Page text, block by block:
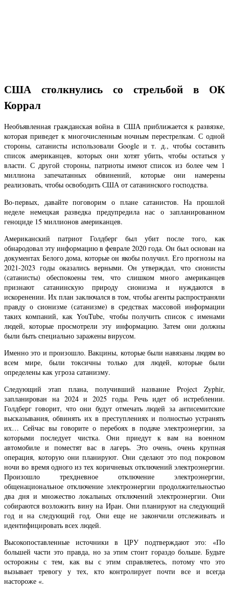
США столкнулись со стрельбой в ОК
Коррал
Необъявленная гражданская война в США приближается к развязке,
которая приведет к многочисленным ночным перестрелкам. С одной
стороны, сатанисты использовали Google и т. д., чтобы составить
список американцев, которых они хотят убить, чтобы остаться у
власти. С другой стороны, патриоты имеют список из более чем 1
миллиона запечатанных обвинений, которые они намерены
реализовать, чтобы освободить США от сатанинского господства.
Во-первых, давайте поговорим о плане сатанистов. На прошлой
неделе немецкая разведка предупредила нас о запланированном
геноциде 15 миллионов американцев.
Американский патриот Голдберг был убит после того, как
обнародовал эту информацию в феврале 2020 года. Он был основан на
документах Белого дома, которые он якобы получил. Его прогнозы на
2021-2023 годы оказались верными. Он утверждал, что сионисты
(сатанисты) обеспокоены тем, что слишком много американцев
признают сатанинскую природу сионизма и нуждаются в
искоренении. Их план заключался в том, чтобы агенты распространяли
правду о сионизме (сатанизме) в средствах массовой информации
таких компаний, как YouTube, чтобы получить список с именами
людей, которые просмотрели эту информацию. Затем они должны
были быть специально заражены вирусом.
Именно это и произошло. Вакцины, которые были навязаны людям во
всем мире, были токсичны только для людей, которые были
определены как угроза сатанизму.
Следующий этап плана, получивший название Project Zyphir,
запланирован на 2024 и 2025 годы. Речь идет об истреблении.
Голдберг говорит, что они будут отмечать людей за антисемитские
высказывания, обвинять их в преступлениях и полностью устранять
их… Сейчас вы говорите о перебоях в подаче электроэнергии, за
которыми последует чистка. Они приедут к вам на военном
автомобиле и поместят вас в лагерь. Это очень, очень крупная
операция, которую они планируют. Они сделают это под покровом
ночи во время одного из тех коричневых отключений электроэнергии.
Произошло трехдневное отключение электроэнергии,
общенациональное отключение электроэнергии продолжительностью
два дня и множество локальных отключений электроэнергии. Они
собираются возложить вину на Иран. Они планируют на следующий
год и на следующий год. Они еще не закончили отслеживать и
идентифицировать всех людей.
Высокопоставленные источники в ЦРУ подтверждают это: «По
большей части это правда, но за этим стоит гораздо больше. Будьте
осторожны с тем, как вы с этим справляетесь, потому что это
вызывает тревогу у тех, кто контролирует почти все и всегда
настороже «.